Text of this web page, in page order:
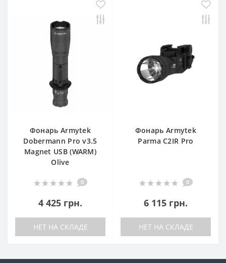
Фонарь Armytek
Dobermann Pro v3.5
Magnet USB (WARM)
Olive
0
4 425 грн.
НЕТ НА СКЛАДЕ
Фонарь Armytek
Parma C2IR Pro
0
6 115 грн.
НЕТ НА СКЛАДЕ